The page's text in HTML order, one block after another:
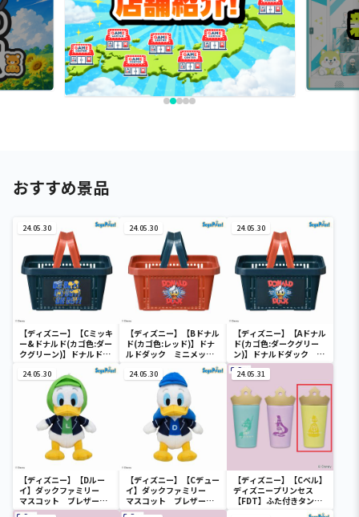
おすすめ景品
24.05.30
【ディズニー】【Cミッキ
ー&ドナルド(カゴ色:ダー
クグリーン)】ドナルドダ
ック ミニメッシュカゴ
24.05.30
【ディズニー】【Bドナル
ド(カゴ色:レッド)】ドナ
ルドダック ミニメッシ
24.05.30
【ディズニー】【Aドナル
ド(カゴ色:ダークグリー
ン)】ドナルドダック ミ
ニメッシュカゴ
24.05.30
【ディズニー】【Dルー
イ】ダックファミリー
マスコット ブレザーコ
スチューム
24.05.30
【ディズニー】【Cデュー
イ】ダックファミリー
マスコット ブレザーコ
スチューム
24.05.31
【ディズニー】【Cベル】
ディズニープリンセス
【FDT】ふた付きタンブ